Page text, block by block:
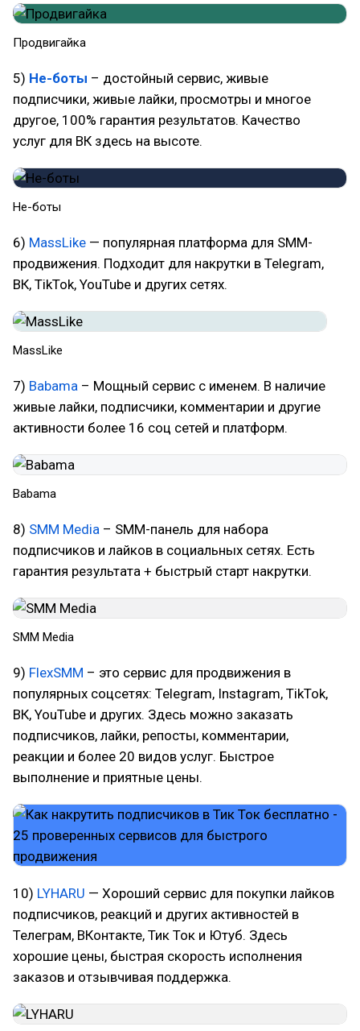
Продвигайка
5) Не-боты – достойный сервис, живые
подписчики, живые лайки, просмотры и многое
другое, 100% гарантия результатов. Качество
услуг для ВК здесь на высоте.
Не-боты
6) MassLike — популярная платформа для SMM-
продвижения. Подходит для накрутки в Telegram,
ВК, TikTok, YouTube и других сетях.
MassLike
7) Babama – Мощный сервис с именем. В наличие
живые лайки, подписчики, комментарии и другие
активности более 16 соц сетей и платформ.
Babama
8) SMM Media – SMM-панель для набора
подписчиков и лайков в социальных сетях. Есть
гарантия результата + быстрый старт накрутки.
SMM Media
9) FlexSMM – это сервис для продвижения в
популярных соцсетях: Telegram, Instagram, TikTok,
ВК, YouTube и других. Здесь можно заказать
подписчиков, лайки, репосты, комментарии,
реакции и более 20 видов услуг. Быстрое
выполнение и приятные цены.
10) LYHARU — Хороший сервис для покупки лайков
подписчиков, реакций и других активностей в
Телеграм, ВКонтакте, Тик Ток и Ютуб. Здесь
хорошие цены, быстрая скорость исполнения
заказов и отзывчивая поддержка.